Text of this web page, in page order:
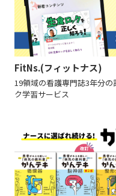
FitNs.(フィットナス)
19領域の看護専門誌3年分
ク学習サービス